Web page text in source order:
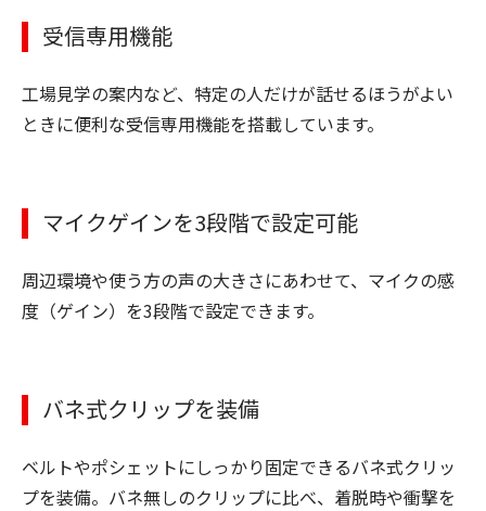
受信専用機能
工場見学の案内など、特定の人だけが話せるほうがよい
ときに便利な受信専用機能を搭載しています。
マイクゲインを3段階で設定可能
周辺環境や使う方の声の大きさにあわせて、マイクの感
度（ゲイン）を3段階で設定できます。
バネ式クリップを装備
ベルトやポシェットにしっかり固定できるバネ式クリッ
プを装備。バネ無しのクリップに比べ、着脱時や衝撃を